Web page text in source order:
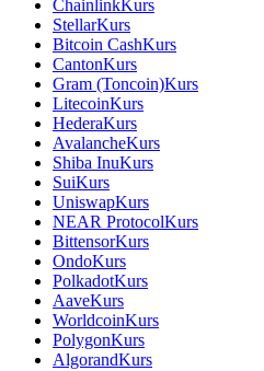
ChainlinkKurs
StellarKurs
Bitcoin CashKurs
CantonKurs
Gram (Toncoin)Kurs
LitecoinKurs
HederaKurs
AvalancheKurs
Shiba InuKurs
SuiKurs
UniswapKurs
NEAR ProtocolKurs
BittensorKurs
OndoKurs
PolkadotKurs
AaveKurs
WorldcoinKurs
PolygonKurs
AlgorandKurs